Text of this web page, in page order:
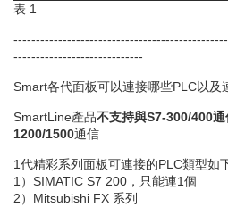
表 1
-----------------------------
Smart各代面板可以連接哪些PLC以及
SmartLine產品不支持與S7-300/400通
1200/1500通信
1代精彩系列面板可連接的PLC類型如
1）SIMATIC S7 200，只能連1個
2）Mitsubishi FX 系列